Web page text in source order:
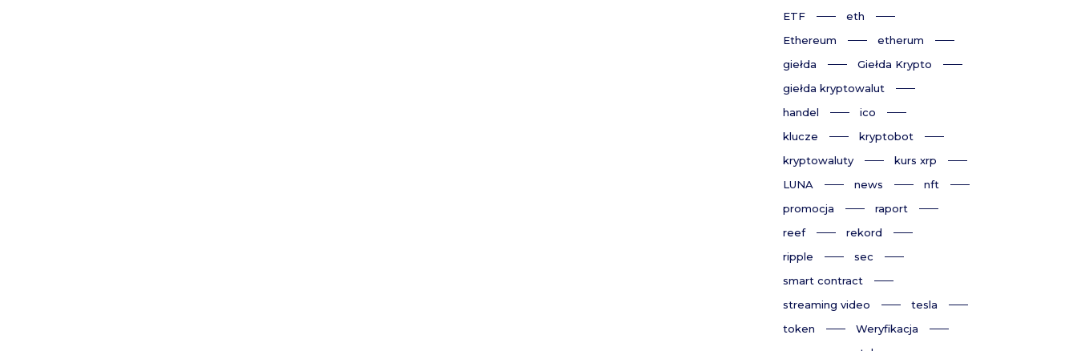
ETF
eth
Ethereum
etherum
giełda
Giełda Krypto
giełda kryptowalut
handel
ico
klucze
kryptobot
kryptowaluty
kurs xrp
LUNA
news
nft
promocja
raport
reef
rekord
ripple
sec
smart contract
streaming video
tesla
token
Weryfikacja